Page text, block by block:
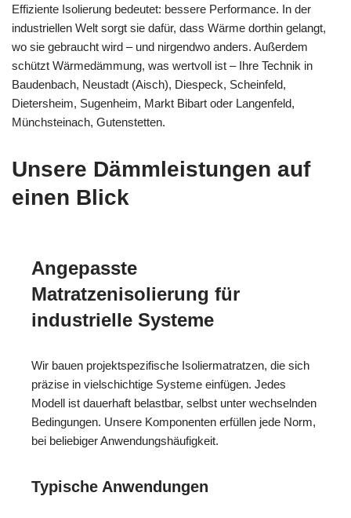
Effiziente Isolierung bedeutet: bessere Performance. In der
industriellen Welt sorgt sie dafür, dass Wärme dorthin gelangt,
wo sie gebraucht wird – und nirgendwo anders. Außerdem
schützt Wärmedämmung, was wertvoll ist – Ihre Technik in
Baudenbach, Neustadt (Aisch), Diespeck, Scheinfeld,
Dietersheim, Sugenheim, Markt Bibart oder Langenfeld,
Münchsteinach, Gutenstetten.
Unsere Dämmleistungen auf
einen Blick
Angepasste
Matratzenisolierung für
industrielle Systeme
Wir bauen projektspezifische Isoliermatratzen, die sich
präzise in vielschichtige Systeme einfügen. Jedes
Modell ist dauerhaft belastbar, selbst unter wechselnden
Bedingungen. Unsere Komponenten erfüllen jede Norm,
bei beliebiger Anwendungshäufigkeit.
Typische Anwendungen